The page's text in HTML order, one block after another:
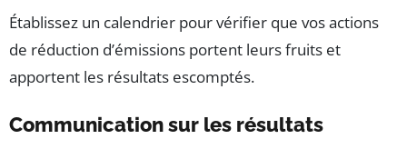
Établissez un calendrier pour vérifier que vos actions
de réduction d’émissions portent leurs fruits et
apportent les résultats escomptés.
Communication sur les résultats